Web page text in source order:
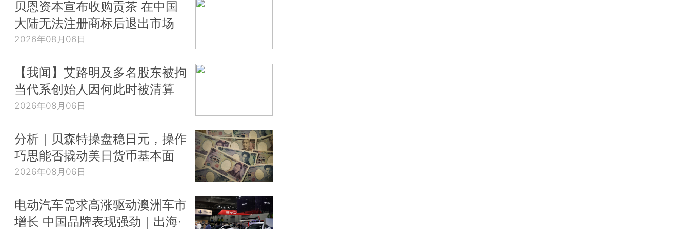
贝恩资本宣布收购贡茶 在中国
大陆无法注册商标后退出市场
2026年08月06日
【我闻】艾路明及多名股东被拘
当代系创始人因何此时被清算
2026年08月06日
分析｜贝森特操盘稳日元，操作
巧思能否撬动美日货币基本面
2026年08月06日
电动汽车需求高涨驱动澳洲车市
增长 中国品牌表现强劲｜出海·